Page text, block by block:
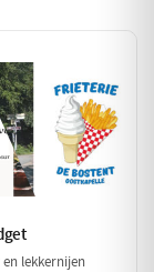
lekkernijen